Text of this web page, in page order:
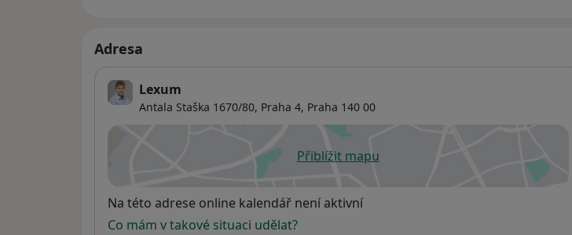
Adresa
Lexum
Antala Staška 1670/80, Praha 4, Praha 140 00
Přiblížit mapuse otevře v nové záložce
Dostupnost
Na této adrese online kalendář není aktivní
Co mám v takové situaci udělat?